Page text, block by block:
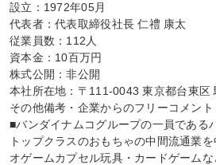
設立：1972年05月
代表者：代表取締役社長 仁禮 康太
従業員数：112人
資本金：10百万円
株式公開：非公開
本社所在地：〒111-0043 東京都台東区
その他備考・企業からのフリーコメント
■バンダイナムコグループの一員である
トップクラスのおもちゃの中間流通業
オゲームカプセル玩具・カードゲーム